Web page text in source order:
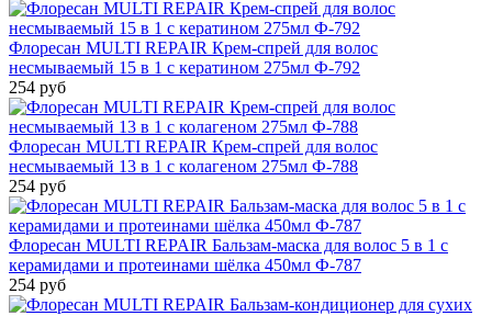
Флоресан MULTI REPAIR Крем-спрей для волос
несмываемый 15 в 1 с кератином 275мл Ф-792
254 руб
Флоресан MULTI REPAIR Крем-спрей для волос
несмываемый 13 в 1 с колагеном 275мл Ф-788
254 руб
Флоресан MULTI REPAIR Бальзам-маска для волос 5 в 1 с
керамидами и протеинами шёлка 450мл Ф-787
254 руб